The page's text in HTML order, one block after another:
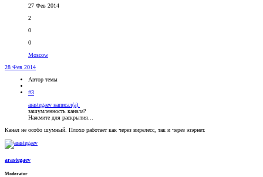
27 Фев 2014
2
0
0
Moscow
28 Фев 2014
Автор темы
#3
arastegaev написал(а):
зашумленность канала?
Нажмите для раскрытия...
Канал не особо шумный. Плохо работает как через вирелесс, так и через эзэрнет.
arastegaev
Moderator